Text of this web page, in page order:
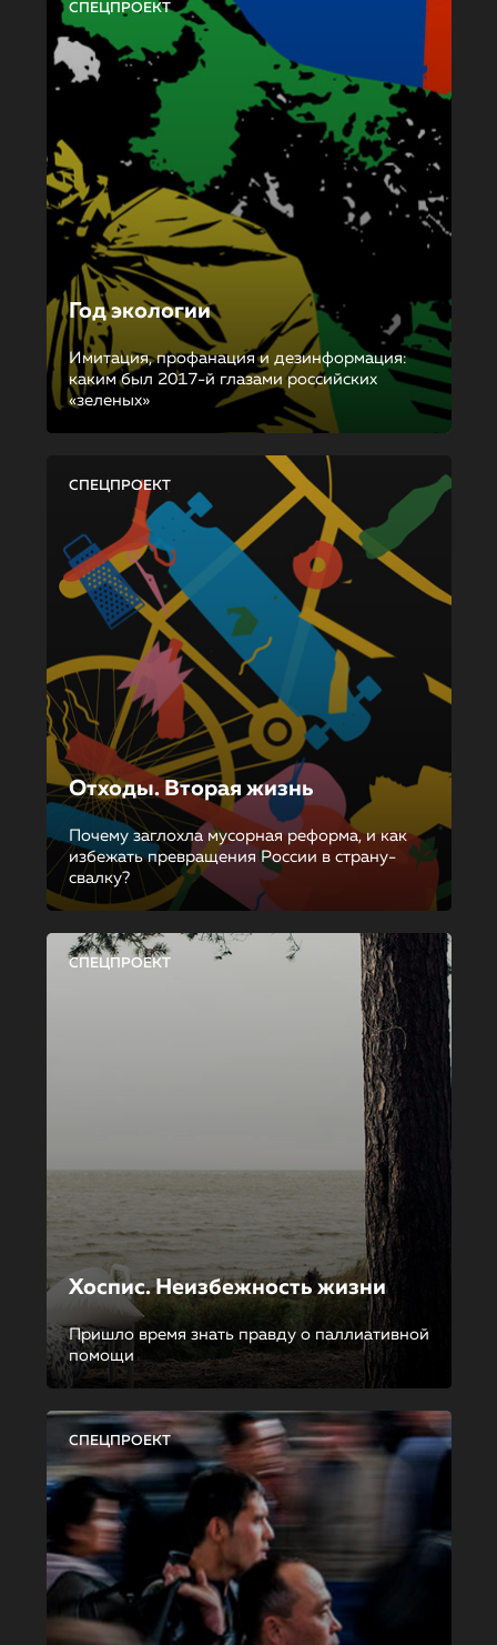
СПЕЦПРОЕКТ
Год экологии
Имитация, профанация и дезинформация:
каким был 2017-й глазами российских
«зеленых»
СПЕЦПРОЕКТ
Отходы. Вторая жизнь
Почему заглохла мусорная реформа, и как
избежать превращения России в страну-
свалку?
СПЕЦПРОЕКТ
Хоспис. Неизбежность жизни
Пришло время знать правду о паллиативной
помощи
СПЕЦПРОЕКТ